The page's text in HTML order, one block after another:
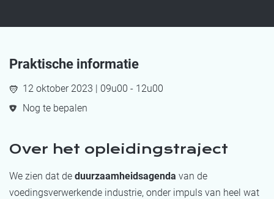
Praktische informatie
12 oktober 2023 | 09u00 - 12u00
Nog te bepalen
Over het opleidingstraject
We zien dat de duurzaamheidsagenda van de
voedingsverwerkende industrie, onder impuls van heel wat